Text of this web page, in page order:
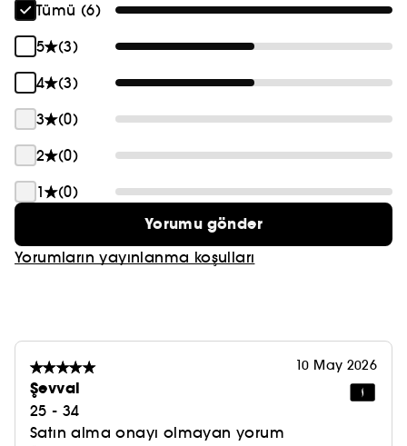
Tümü (6)
5
(3)
4
(3)
3
(0)
2
(0)
1
(0)
Yorumu gönder
Yorumların yayınlanma koşulları
10 May 2026
Şevval
25 - 34
Satın alma onayı olmayan yorum